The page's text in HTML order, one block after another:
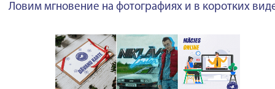
Ловим мгновение на фотографиях и в коротких